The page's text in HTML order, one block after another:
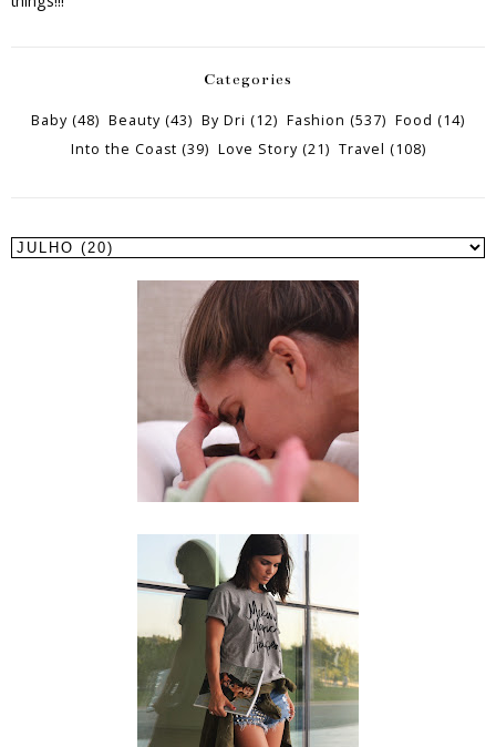
Categories
Baby (48) Beauty (43) By Dri (12) Fashion (537) Food (14)
Into the Coast (39) Love Story (21) Travel (108)